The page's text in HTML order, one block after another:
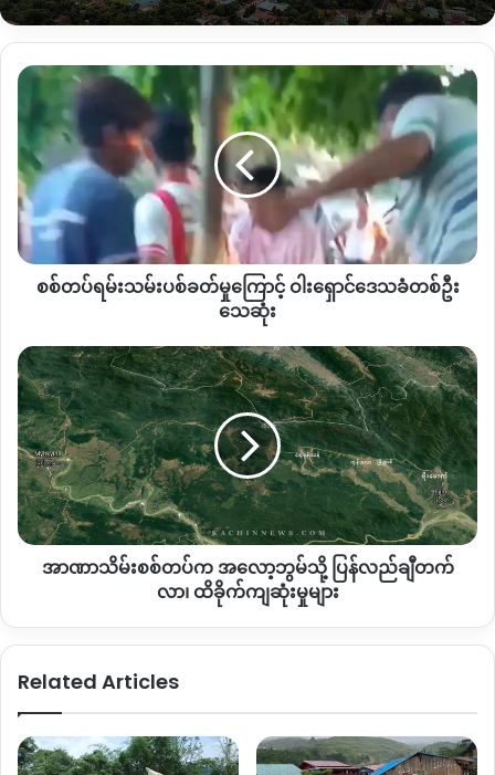
စစ်တပ်
ရမ်း
သမ်း
ပစ်ခတ်
မှု
ကြောင့်
ဝါး
ရှောင်
ဒေသခံ
တစ်စစ်တပ်ရမ်းသမ်းပစ်ခတ်မှုကြောင့် ဝါးရှောင်ဒေသခံတစ်ဦး
သေဆုံး
အာဏာသိမ်း
စစ်တပ်
က
အ
လော့
ဘွ
မ်
သို့
ပြန်လည်
အာဏာသိမ်းစစ်တပ်က အလော့ဘွမ်သို့ ပြန်လည်ချီတက်
လာ၊ ထိခိုက်ကျဆုံးမှုများ
Related Articles